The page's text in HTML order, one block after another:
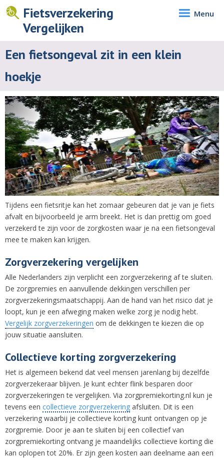
Fietsverzekering
Vergelijken
Menu
Een fietsongeval zit in een klein
hoekje
Tijdens een fietsritje kan het zomaar gebeuren dat je van je fiets
afvalt en bijvoorbeeld je arm breekt. Het is dan prettig om goed
verzekerd te zijn voor de zorgkosten waar je na een fietsongeval
mee te maken kan krijgen.
Zorgverzekering vergelijken
Alle Nederlanders zijn verplicht een zorgverzekering af te sluiten.
De zorgpremies en aanvullende dekkingen verschillen per
zorgverzekeringsmaatschappij. Aan de hand van het risico dat je
loopt, kun je een afweging maken welke zorg je nodig hebt.
Vergelijk zorgverzekeringen om de dekkingen te kiezen die op
jouw situatie aansluiten.
Collectieve korting zorgverzekering
Het is algemeen bekend dat veel mensen jarenlang bij dezelfde
zorgverzekeraar blijven. Je kunt echter flink besparen door
zorgverzekeringen te vergelijken. Via zorgpremiekorting.nl kun je
tevens een collectieve zorgverzekering afsluiten. Dit is een
verzekering waarbij je collectieve korting kunt ontvangen op je
zorgpremie. Door je aan te sluiten bij een collectief van
zorgpremiekorting ontvang je maandelijks collectieve korting die
kan oplopen tot 20%. Er zijn geen kosten aan deelname aan een